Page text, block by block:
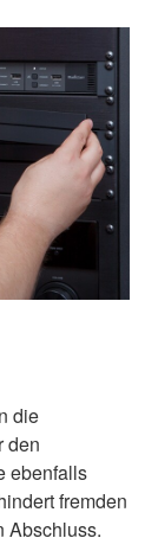
die
den
ebenfalls
fremden
Abschluss.